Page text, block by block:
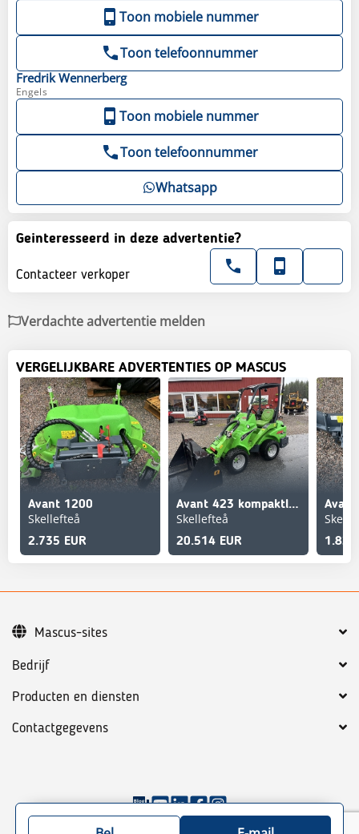
Toon mobiele nummer
Toon telefoonnummer
Fredrik Wennerberg
Engels
Toon mobiele nummer
Toon telefoonnummer
Whatsapp
Geinteresseerd in deze advertentie?
Contacteer verkoper
Verdachte advertentie melden
VERGELIJKBARE ADVERTENTIES OP MASCUS
Avant 1200
Skellefteå
2.735 EUR
Avant 423 kompaktlastare
Skellefteå
20.514 EUR 1.823
Bedrijf
Producten en diensten
Contactgegevens
Mascus-sites